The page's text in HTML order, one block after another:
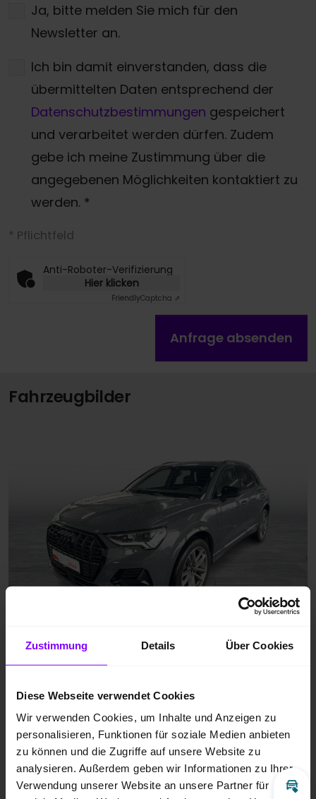
Zustimmung Details Über Cookies
Diese Webseite verwendet Cookies
Wir verwenden Cookies, um Inhalte und Anzeigen zu
personalisieren, Funktionen für soziale Medien anbieten
zu können und die Zugriffe auf unsere Website zu
analysieren. Außerdem geben wir Informationen zu Ihrer
Verwendung unserer Website an unsere Partner für
Ja, bitte melden Sie mich für den
Newsletter an.
Ich bin damit einverstanden, dass die
übermittelten Daten entsprechend der
Datenschutzbestimmungen gespeichert
und verarbeitet werden dürfen. Zudem
gebe ich meine Zustimmung über die
angegebenen Möglichkeiten kontaktiert zu
werden. *
* Pflichtfeld
Anti-Roboter-Verifizierung
Hier klicken
FriendlyCaptcha ⇗
Anfrage absenden
Fahrzeugbilder